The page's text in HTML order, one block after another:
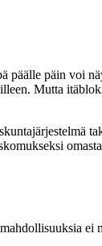
päälle päin voi
Mutta